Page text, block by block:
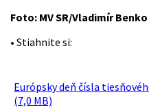
Foto: MV SR/Vladimír Benko
• Stiahnite si:
Európsky deň čísla
(7,0 MB)